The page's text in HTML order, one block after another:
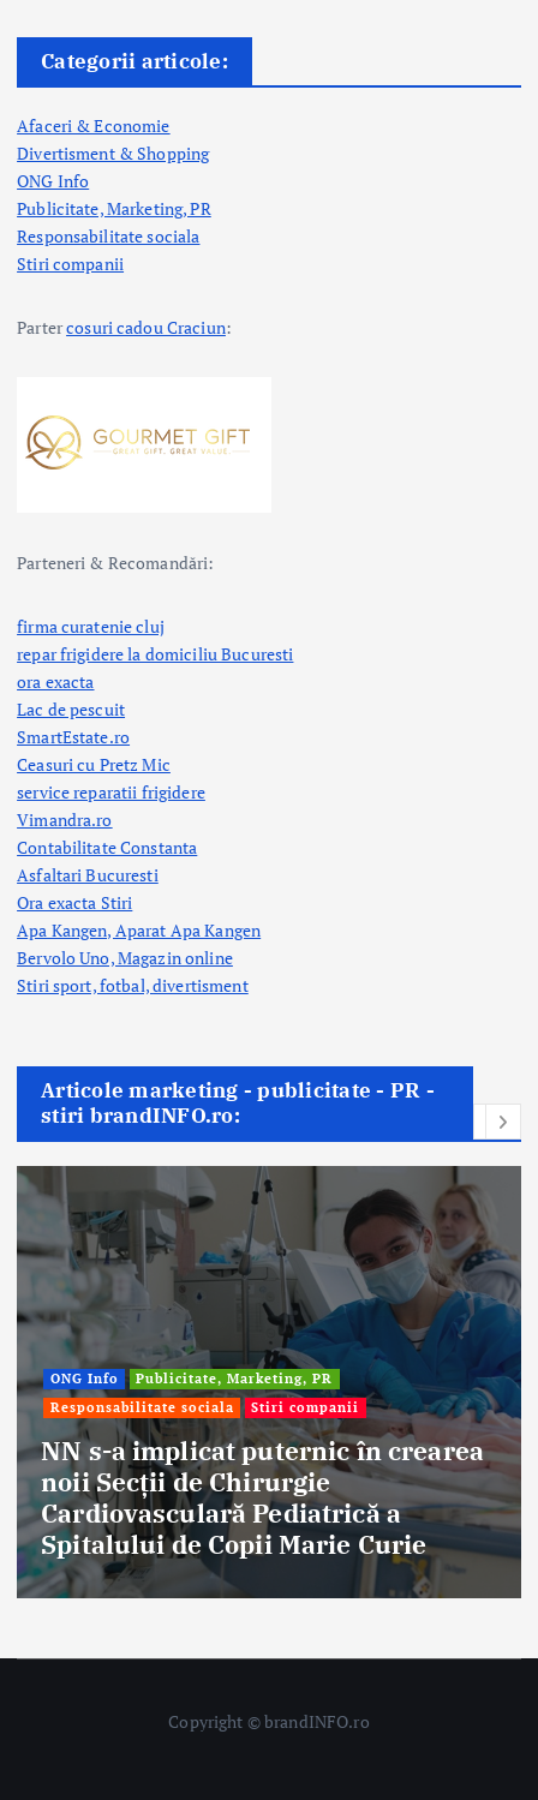
Categorii articole:
Afaceri & Economie
Divertisment & Shopping
ONG Info
Publicitate, Marketing, PR
Responsabilitate sociala
Stiri companii
Partercosuri cadou Craciun:
Parteneri & Recomandări:
firma curatenie cluj
repar frigidere la domiciliu Bucuresti
ora exacta
Lac de pescuit
SmartEstate.ro
Ceasuri cu Pretz Mic
service reparatii frigidere
Vimandra.ro
Contabilitate Constanta
Asfaltari Bucuresti
Ora exacta Stiri
Apa Kangen, Aparat Apa Kangen
Bervolo Uno, Magazin online
Stiri sport, fotbal,divertisment
Articole marketing - publicitate - PR -
stiri brandINFO.ro:
ONG Info
Publicitate, Marketing, PR
Responsabilitate sociala
Stiri companii
s-a implicat puternic în crearea
Secții de Chirurgie
Pediatrică a
de Copii Marie Curie
Copyright © brandINFO.ro